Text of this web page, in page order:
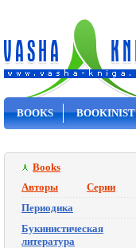
BOOKS BOOKINIST
Books
Авторы
Серии
Периодика
Букинистическая
литература